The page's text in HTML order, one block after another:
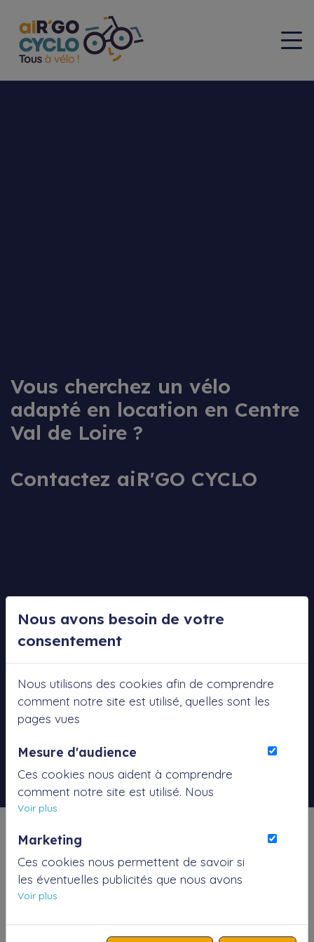
Vous cherchez un vélo
adapté en location en Centre
Val de Loire ?
Contactez aiR'GO CYCLO
Coordonnées:
E-mail:contact@airgo-cyclo.fr
Nous avons besoin de votre
consentement
Nous utilisons des cookies afin de comprendre
comment notre site est utilisé, quelles sont les
pages vues
Mesure d'audience
Ces cookies nous aident à comprendre
comment notre site est utilisé. Nous
savons quelles pages sont les plus vues,
essentiels pour nous afin de vous offrir la
meilleure expérience possible.
Voir plus
Marketing
Ces cookies nous permettent de savoir si
les éventuelles publicités que nous avons
pu vous proposer ont été pertinentes.
Voir plus